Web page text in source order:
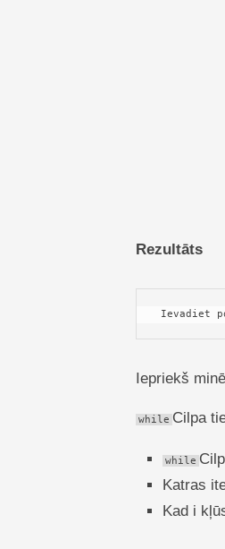
Rezultāts
Ievadiet
Iepriekš
while Cilpa
while
Katras
Kad i